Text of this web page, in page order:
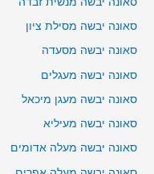
סאונה יבשה מסילת ציון
סאונה יבשה מסעדה
סאונה יבשה מעגלים
סאונה יבשה מעגן מיכאל
סאונה יבשה מעיליא
סאונה יבשה מעלה אדומים